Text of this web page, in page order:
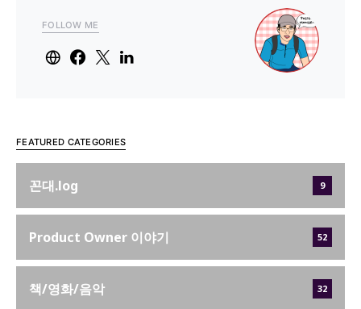
FOLLOW ME
FEATURED CATEGORIES
꼰대.log 9
Product Owner 이야기 52
책/영화/음악 32